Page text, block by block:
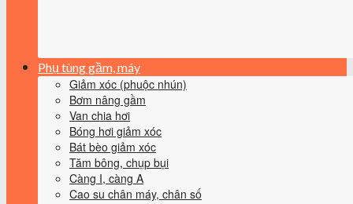
Phụ tùng gầm, máy
Giảm xóc (phuộc nhún)
Bơm nâng gầm
Van chia hơi
Bóng hơi giảm xóc
Bát bèo giảm xóc
Tăm bông, chụp bụi
Càng I, càng A
Cao su chân máy, chân số